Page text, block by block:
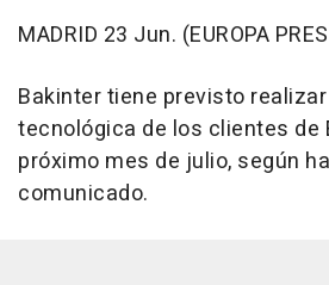
MADRID 23 Jun. (EUROPA
Bakinter tiene previsto
tecnológica de los clientes de
próximo mes de julio, según
comunicado.